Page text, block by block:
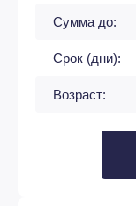
Сумма до:
Срок (дни):
Возраст: